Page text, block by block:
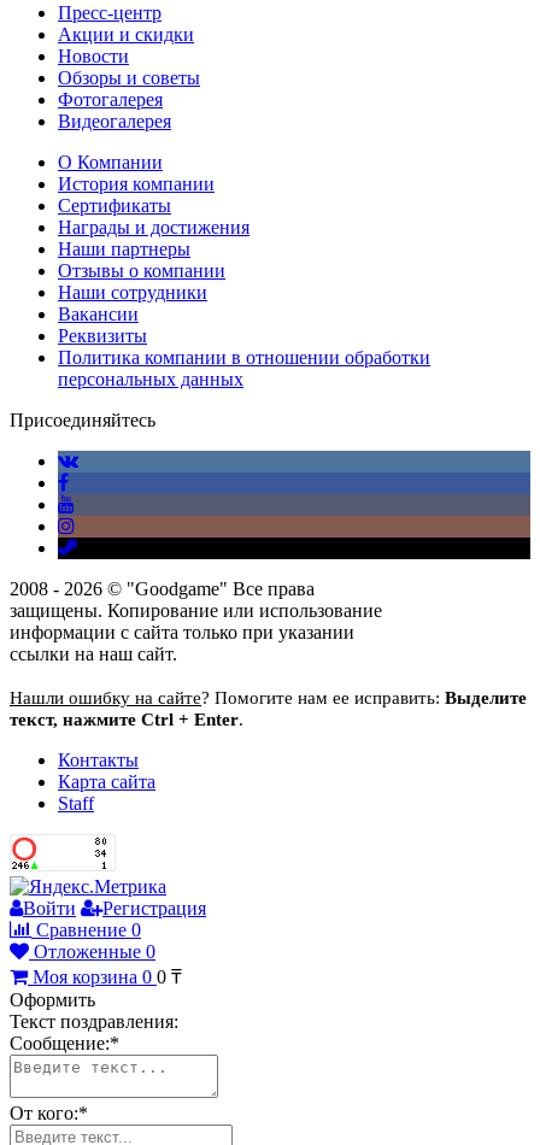
Пресс-центр
Акции и скидки
Новости
Обзоры и советы
Фотогалерея
Видеогалерея
О Компании
История компании
Сертификаты
Награды и достижения
Наши партнеры
Отзывы о компании
Наши сотрудники
Вакансии
Реквизиты
Политика компании в отношении обработки
персональных данных
Присоединяйтесь
2008 - 2026 © "Goodgame" Все права
защищены. Копирование или использование
информации с сайта только при указании
ссылки на наш сайт.
Нашли ошибку на сайте? Помогите нам ее исправить: Выделите
текст, нажмите Ctrl + Enter.
Контакты
Карта сайта
Staff
Войти
Регистрация
Сравнение 0
Отложенные 0
Моя корзина 0 0 ₸
Оформить
Текст поздравления:
Сообщение:*
От кого:*